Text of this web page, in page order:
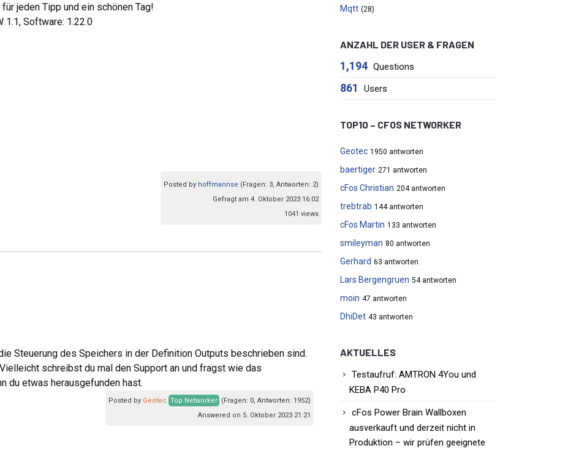
jeden Tipp und ein schönen Tag!
1.1, Software: 1.22.0
Posted by hoffmannse (Fragen: 3, Antworten: 2)
Gefragt am 4. Oktober 2023 16:02
1041 views
Steuerung des Speichers in der Definition Outputs beschrieben sind.
schreibst du mal den Support an und fragst wie das
du etwas herausgefunden hast.
Posted by Geotec Top Networker (Fragen: 0, Antworten: 1952)
Answered on 5. Oktober 2023 21:21
Mqtt (28)
ANZAHL DER USER & FRAGEN
1,194 Questions
861 Users
TOP10 – CFOS NETWORKER
Geotec 1950 antworten
baertiger 271 antworten
cFos Christian 204 antworten
trebtrab 144 antworten
cFos Martin 133 antworten
smileyman 80 antworten
Gerhard 63 antworten
Lars Bergengruen 54 antworten
moin 47 antworten
DhiDet 43 antworten
AKTUELLES
Testaufruf: AMTRON 4You und
KEBA P40 Pro
cFos Power Brain Wallboxen
ausverkauft und derzeit nicht in
Produktion – wir prüfen geeignete